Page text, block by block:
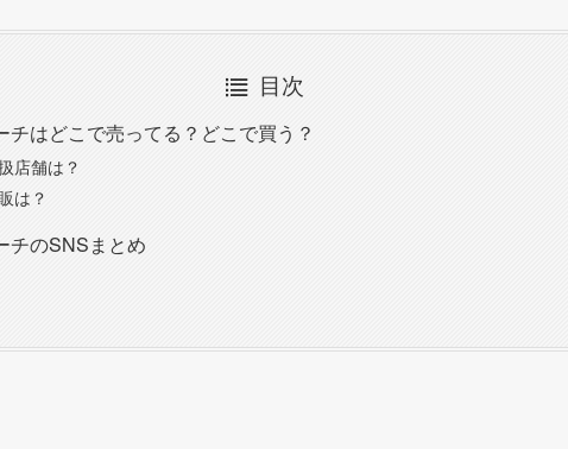
目次
チはどこで売ってる？どこで買う？
店舗は？
は？
チのSNSまとめ